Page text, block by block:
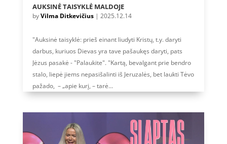
AUKSINĖ TAISYKLĖ MALDOJE
byVilma Ditkevičius| 2025.12.14
"Auksinė taisyklė: prieš einant liudyti Kristų, t.y. daryti
darbus, kuriuos Dievas yra tave pašaukęs daryti, pats
Jėzus pasakė - "Palaukite". "Kartą, bevalgant prie bendro
stalo, liepė jiems nepasišalinti iš Jeruzalės, bet laukti Tėvo
pažado, – „apie kurį, – tarė...